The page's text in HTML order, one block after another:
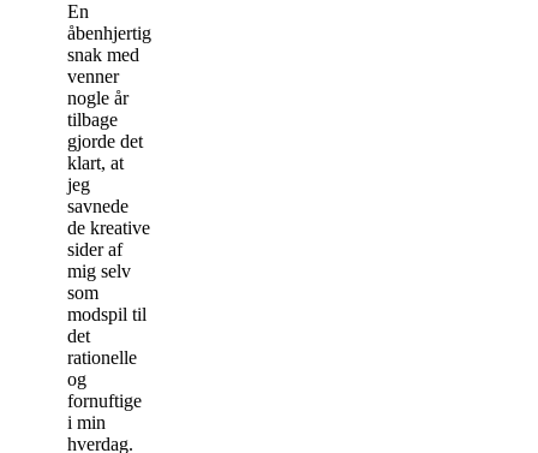
En
åbenhjertig
snak med
venner
nogle år
tilbage
gjorde det
klart, at
jeg
savnede
de kreative
sider af
mig selv
som
modspil til
det
rationelle
og
fornuftige
i min
hverdag.